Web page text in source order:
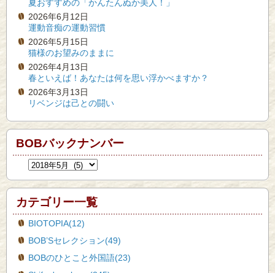
夏おすすめの「かんたんぬか美人！」
2026年6月12日
運動音痴の運動習慣
2026年5月15日
猫様のお望みのままに
2026年4月13日
春といえば！あなたは何を思い浮かべますか？
2026年3月13日
リベンジは己との闘い
BOBバックナンバー
カテゴリー一覧
BIOTOPIA(12)
BOB’Sセレクション(49)
BOBのひとこと外国語(23)